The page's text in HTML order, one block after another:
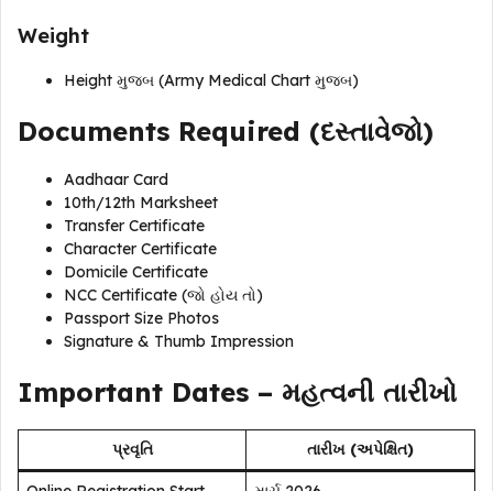
Weight
Height મુજબ (Army Medical Chart મુજબ)
Documents Required (દસ્તાવેજો)
Aadhaar Card
10th/12th Marksheet
Transfer Certificate
Character Certificate
Domicile Certificate
NCC Certificate (જો હોય તો)
Passport Size Photos
Signature & Thumb Impression
Important Dates – મહત્વની તારીખો
પ્રવૃતિ તારીખ (અપેક્ષિત)